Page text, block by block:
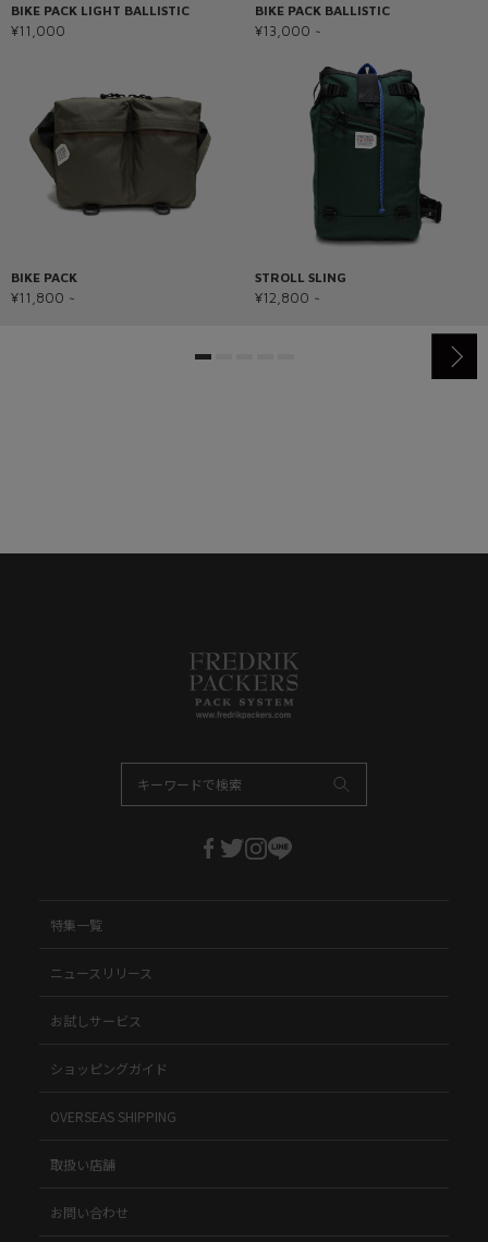
BIKE PACK LIGHT BALLISTIC
¥11,000
BIKE PACK
¥11,800 ~
BIKE PACK BALLISTIC
¥13,000 ~
STROLL SLING
¥12,800 ~
特集一覧
ニュースリリース
お試しサービス
ショッピングガイド
OVERSEAS SHIPPING
取扱い店舗
お問い合わせ